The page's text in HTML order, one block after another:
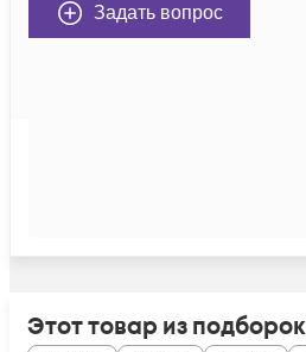
Задать вопрос
Этот товар из подборок